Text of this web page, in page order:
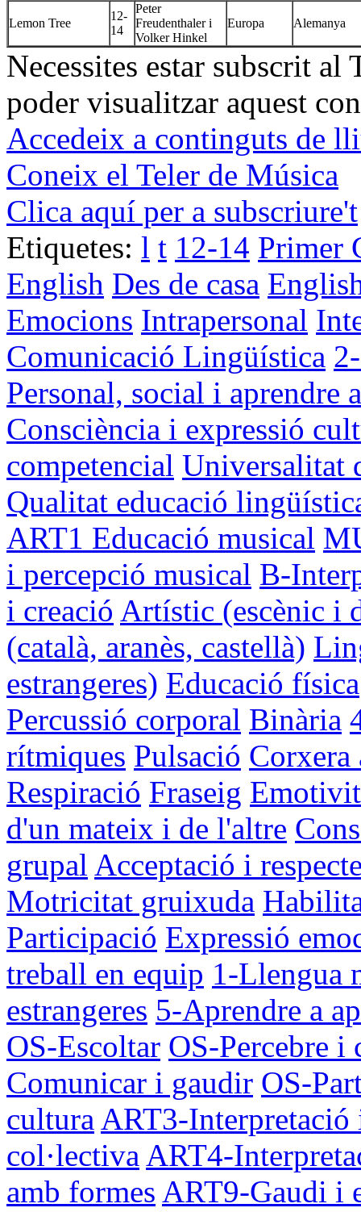
Lemon Tree
12-
14
Peter
Freudenthaler i
Volker Hinkel
Europa Alemanya
Necessites estar subscrit al
poder visualitzar aquest
Accedeix a continguts de
Coneix el Teler de Música
Clica aquí per a subscriure't
Etiquetes: l t 12-14 Primer
English Des de casa
Emocions Intrapersonal
Comunicació Lingüística
Personal, social i aprendre
Consciència i expressió
competencial Universalitat
Qualitat educació
ART1 Educació musical
i percepció musical B-
i creació Artístic (escènic i
(català, aranès, castellà)
estrangeres) Educació física
Percussió corporal Binària
rítmiques Pulsació Corxera
Respiració Fraseig
d'un mateix i de l'altre
grupal Acceptació i
Motricitat gruixuda
Participació Expressió
treball en equip 1-Llengua
estrangeres 5-Aprendre a
OS-Escoltar OS-Percebre i
Comunicar i gaudir OS-
cultura ART3-
col·lectiva ART4-
amb formes ART9-Gaudi i